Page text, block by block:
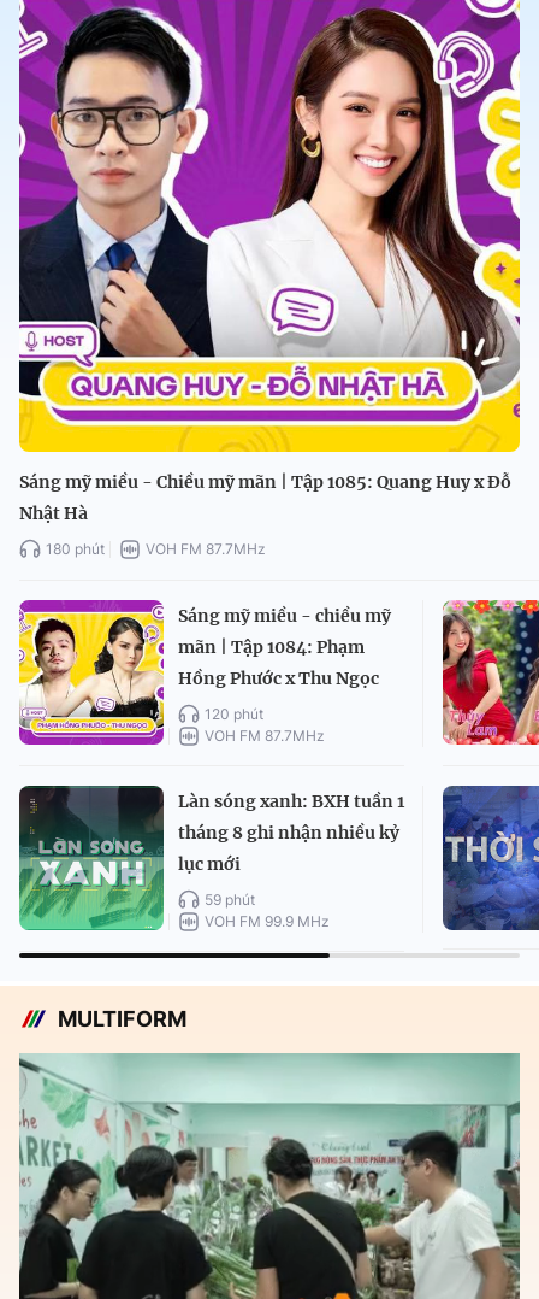
Sáng mỹ miều - Chiều mỹ mãn | Tập 1085: Quang Huy x Đỗ
Nhật Hà
180 phút VOH FM 87.7MHz
Sáng mỹ miều - chiều mỹ
mãn | Tập 1084: Phạm
Hồng Phước x Thu Ngọc
120 phút
VOH FM 87.7MHz
Làn sóng xanh: BXH tuần 1
tháng 8 ghi nhận nhiều kỷ
lục mới
59 phút
VOH FM 99.9 MHz
MULTIFORM